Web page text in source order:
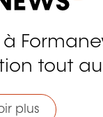
tout
plus